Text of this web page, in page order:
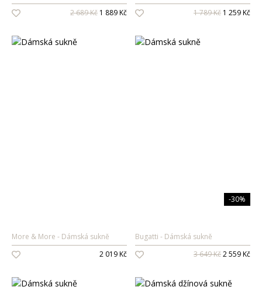
2 689 Kč 1 889 Kč
1 789 Kč 1 259 Kč
More & More
Dámská sukně
2 019 Kč
-30%
Bugatti
Dámská sukně
3 649 Kč2 559 Kč